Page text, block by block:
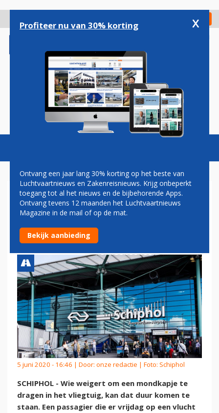
gaan
Check in
Magazine Podcasts Vacatures
VLIEGTUIGPASSAGIER 300
EURO ARMER NA WEIGERING
OM MONDKAPJE TE DRAGEN
5 juni 2020 - 16:46 | Door: onze redactie | Foto: Schiphol
SCHIPHOL - Wie weigert om een mondkapje te
dragen in het vliegtuig, kan dat duur komen te
staan. Een passagier die er vrijdag op een vlucht
Profiteer nu van 30% korting x
Ontvang een jaar lang 30% korting op het beste van
Luchtvaartnieuws en Zakenreisnieuws. Krijg onbeperkt
toegang tot al het nieuws en de bijbehorende Apps.
Ontvang tevens 12 maanden het Luchtvaartnieuws
Magazine in de mail of op de mat.
Bekijk aanbieding